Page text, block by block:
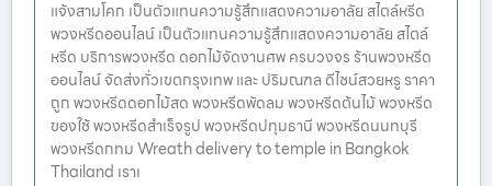
แจ้งสามโคก เป็นตัวแทนความรู้สึกแสดงความอาลัย สไตล์หรีด
พวงหรีดออนไลน์ เป็นตัวแทนความรู้สึกแสดงความอาลัย สไตล์
หรีด บริการพวงหรีด ดอกไม้จัดงานศพ ครบวงจร ร้านพวงหรีด
ออนไลน์ จัดส่งทั่วเขตกรุงเทพ และ ปริมณฑล ดีไซน์สวยหรู ราคา
ถูก พวงหรีดดอกไม้สด พวงหรีดพัดลม พวงหรีดต้นไม้ พวงหรีด
ของใช้ พวงหรีดสำเร็จรูป พวงหรีดปทุมธานี พวงหรีดนนทบุรี
พวงหรีดกทม Wreath delivery to temple in Bangkok
Thailand เราเ